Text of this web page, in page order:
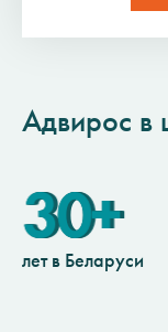
Адвирос в
30+
лет в Беларуси